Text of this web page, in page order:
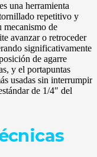
una herramienta
repetitivo y
mecanismo de
avanzar o retroceder
significativamente
de agarre
y el portapuntas
usadas sin interrumpir
de 1/4″ del